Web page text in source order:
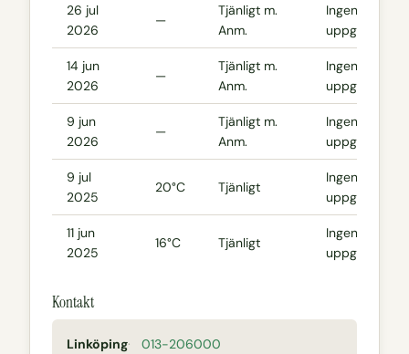
26 jul
2026
—
Tjänligt m.
Anm.
Ingen
uppgift
14 jun
2026
—
Tjänligt m.
Anm.
Ingen
uppgift
9 jun
2026
—
Tjänligt m.
Anm.
Ingen
uppgift
9 jul
2025
20°C Tjänligt
Ingen
uppgift
11 jun
2025
16°C Tjänligt
Ingen
uppgift
Kontakt
Linköping
013-206000